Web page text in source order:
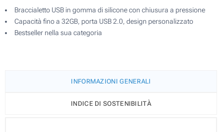
Braccialetto USB in gomma di silicone con chiusura a pressione
Capacità fino a 32GB, porta USB 2.0, design personalizzato
Bestseller nella sua categoria
INFORMAZIONI GENERALI
INDICE DI SOSTENIBILITÀ